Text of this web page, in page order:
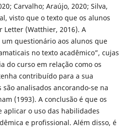
Carvalho; Araújo, 2020; Silva,
visto que o texto que os alunos
Letter (Watthier, 2016). A
questionário aos alunos que
no texto acadêmico”, cujas
do curso em relação como os
contribuído para a sua
analisados ancorando-se na
(1993). A conclusão é que os
o uso das habilidades
e profissional. Além disso, é